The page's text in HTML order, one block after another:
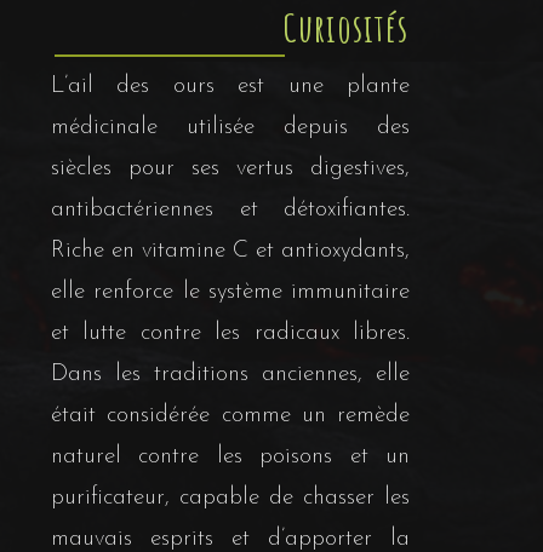
Curiosités
L’ail des ours est une plante
médicinale utilisée depuis des
siècles pour ses vertus digestives,
antibactériennes et détoxifiantes.
Riche en vitamine C et antioxydants,
elle renforce le système immunitaire
et lutte contre les radicaux libres.
Dans les traditions anciennes, elle
était considérée comme un remède
naturel contre les poisons et un
purificateur, capable de chasser les
mauvais esprits et d’apporter la